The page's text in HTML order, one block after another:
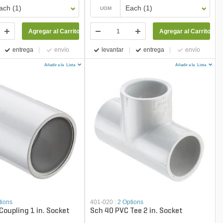
(1)
Agregar al Carrito
entrega envío
UOM Each (1)
Agregar al Carrito
levantar entrega envío
Añadir a la Lista
1 in. Socket
Añadir a la Lista
401-020 | 2 Options
Sch 40 PVC Tee 2 in. Socket